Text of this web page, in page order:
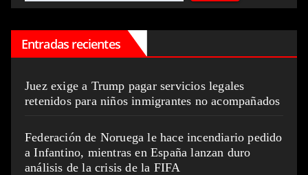
Entradas recientes
Juez exige a Trump pagar servicios legales
retenidos para niños inmigrantes no acompañados
Federación de Noruega le hace incendiario pedido
a Infantino, mientras en España lanzan duro
análisis de la crisis de la FIFA